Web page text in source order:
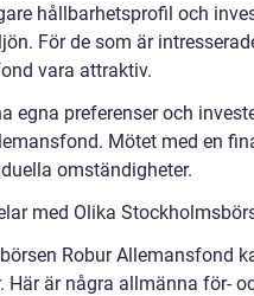
hållbarhetsprofil och
För de som är
vara attraktiv.
egna preferenser och
Mötet med en
omständigheter.
med Olika
Robur Allemansfond
är några allmänna för-